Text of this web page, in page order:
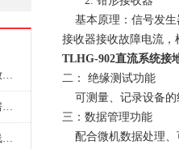
蓄电池整组充放电活化仪充不满、放不完怎么办？
蓄电池充放检一体机适用场景，机房基站变电站铅酸蓄电池维护检测应用
蓄电池充放检一体机数据采集、曲线分析与电池健康状态智能评估功能详解
基本原理：信号发生
接收器接收故障电流
TLHG-902直流系统接
二： 绝缘测试功能
可测量、记录设备的
三：数据管理功能
配合微机数据处理、